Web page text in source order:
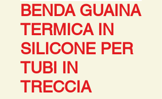
BENDA GUAINA
TERMICA IN
SILICONE PER
TUBI IN
TRECCIA